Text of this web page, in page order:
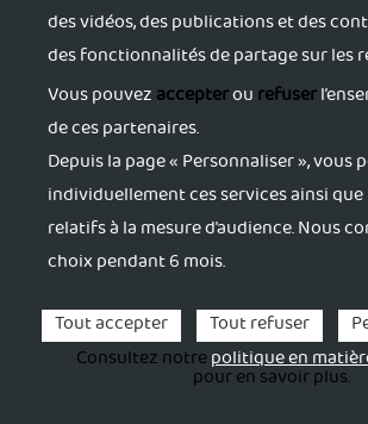
S'informer
Trouver du soutien
S'accorder du répit
S'activer
des vidéos, des publications et des
des fonctionnalités de partage sur les
Vous pouvezaccepterourefuser
de ces partenaires.
Depuis la page « Personnaliser », vous
individuellement ces services ainsi
relatifs à la mesure d’audience. Nous
choix pendant 6 mois.
Tout accepter
Tout refuser
Consultez notrepolitique en
pour en savoir plus.